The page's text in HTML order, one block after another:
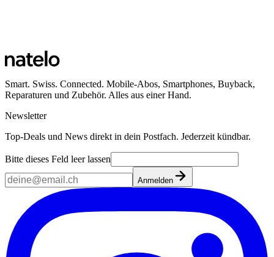
Smart. Swiss. Connected. Mobile-Abos, Smartphones, Buyback,
Reparaturen und Zubehör. Alles aus einer Hand.
Newsletter
Top-Deals und News direkt in dein Postfach. Jederzeit kündbar.
Bitte dieses Feld leer lassen
Anmelden